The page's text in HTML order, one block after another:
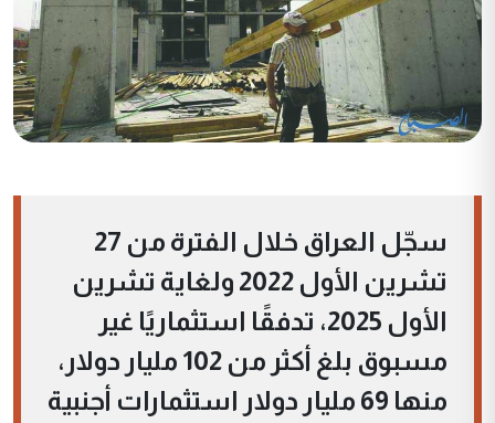
سجّل العراق خلال الفترة من 27
تشرين الأول 2022 ولغاية تشرين
الأول 2025، تدفقًا استثماريًا غير
مسبوق بلغ أكثر من 102 مليار دولار،
منها 69 مليار دولار استثمارات أجنبية